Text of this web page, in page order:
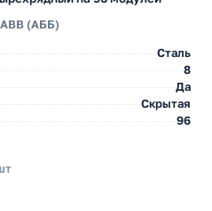
ABB (АББ)
Сталь
8
Да
Скрытая
96